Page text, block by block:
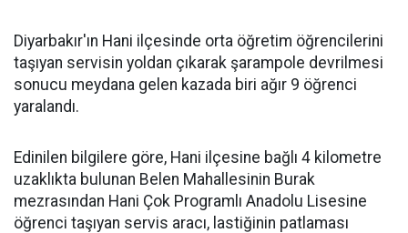
Diyarbakır'ın Hani ilçesinde orta öğretim öğrencilerini
taşıyan servisin yoldan çıkarak şarampole devrilmesi
sonucu meydana gelen kazada biri ağır 9 öğrenci
yaralandı.
Edinilen bilgilere göre, Hani ilçesine bağlı 4 kilometre
uzaklıkta bulunan Belen Mahallesinin Burak
mezrasından Hani Çok Programlı Anadolu Lisesine
öğrenci taşıyan servis aracı, lastiğinin patlaması